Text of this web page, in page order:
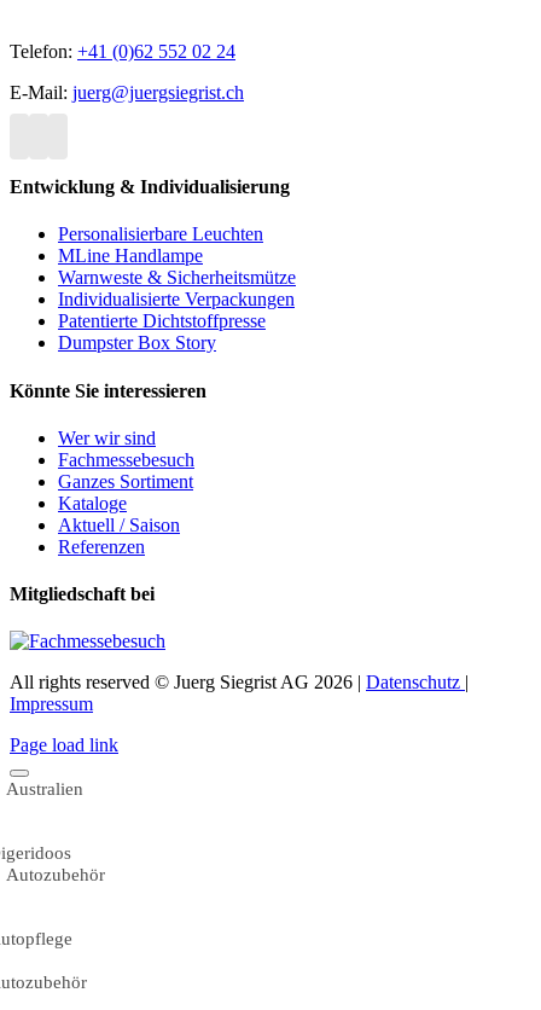
Telefon: +41 (0)62 552 02 24
E-Mail: juerg@juergsiegrist.ch
Entwicklung & Individualisierung
Personalisierbare Leuchten
MLine Handlampe
Warnweste & Sicherheitsmütze
Individualisierte Verpackungen
Patentierte Dichtstoffpresse
Dumpster Box Story
Könnte Sie interessieren
Wer wir sind
Fachmessebesuch
Ganzes Sortiment
Kataloge
Aktuell / Saison
Referenzen
Mitgliedschaft bei
All rights reserved © Juerg Siegrist AG 2026 | Datenschutz |
Impressum
Page load link
Australien
Autozubehör